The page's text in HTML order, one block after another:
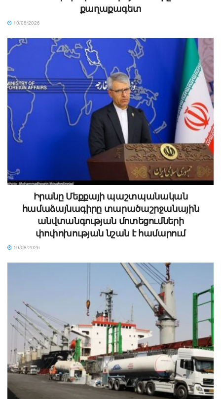
քաղաքագետ
10/08/2026
Իրանը Մեքքայի պաշտպանական
համաձայնագիրը տարածաշրջանային
անվտանգության մոտեցումների
փոփոխության նշան է համարում
10/08/2026